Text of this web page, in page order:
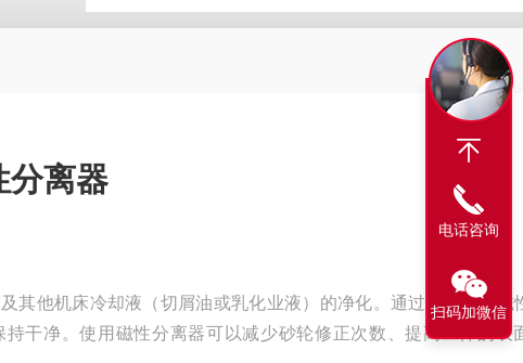
分离器
其他机床冷却液（切屑油或乳化业液）的净化。通过分离器的磁
干净。使用磁性分离器可以减少砂轮修正次数、提高工件的表
电话咨询
扫码加微信